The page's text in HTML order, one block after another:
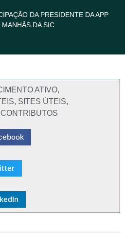
DA PRESIDENTE DA APP
DA SIC
ATIVO,
, SITES ÚTEIS,